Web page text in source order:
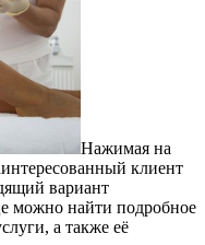
Нажимая на
клиент
вариант
можно найти подробное
а также её